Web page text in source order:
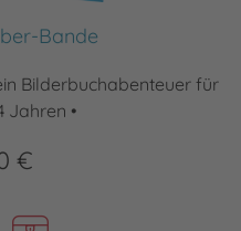
Bande
Bilderbuchabenteuer für
Jahren •
€